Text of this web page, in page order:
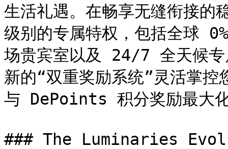
生活礼遇。在畅享无缝衔接的
级别的专属特权，包括全球
场贵宾室以及 24/7 全天候专
新的“双重奖励系统”灵活掌控
与 DePoints 积分奖励最大
### The Luminaries